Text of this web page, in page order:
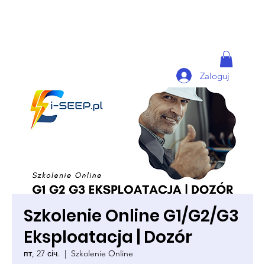
Zaloguj
Szkolenie Online G1/G2/G3
Eksploatacja | Dozór
пт, 27 січ.
  |
Szkolenie Online